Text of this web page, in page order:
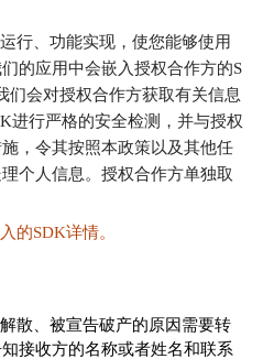
行、功能实现，使您能够使用
的应用中会嵌入授权合作方的S
们会对授权合作方获取有关信息
进行严格的安全检测，并与授权
，令其按照本政策以及其他任
个人信息。授权合作方单独取
的SDK详情。
散、被宣告破产的原因需要转
接收方的名称或者姓名和联系